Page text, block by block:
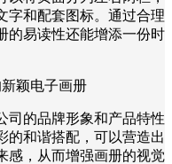
字和配套图标。通过合理
的易读性还能增添一份时
司的品牌形象和产品特性
的和谐搭配，可以营造出
感，从而增强画册的视觉